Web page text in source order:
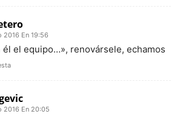
2016 En 19:56
él el equipo…», renovársele, echamos
2016 En 20:05